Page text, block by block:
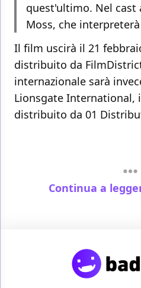
quest'ultimo. Nel cast
Moss, che
Il film uscirà il 21
distribuito da
internazionale sarà
Lionsgate International,
distribuito da 01
Continua a